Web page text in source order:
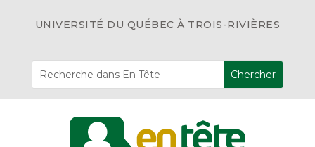
UNIVERSITÉ DU QUÉBEC À TROIS-RIVIÈRES